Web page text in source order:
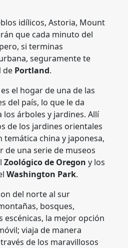
idílicos, Astoria, Mount
que cada minuto del
si terminas
seguramente te
de Portland.
el hogar de una de las
del país, lo que le da
árboles y jardines. Allí
de los jardines orientales
temática china y japonesa,
de una serie de museos
Zoológico de Oregon y los
Washington Park.
del norte al sur
bosques,
escénicas, la mejor opción
viaja de manera
de los maravillosos